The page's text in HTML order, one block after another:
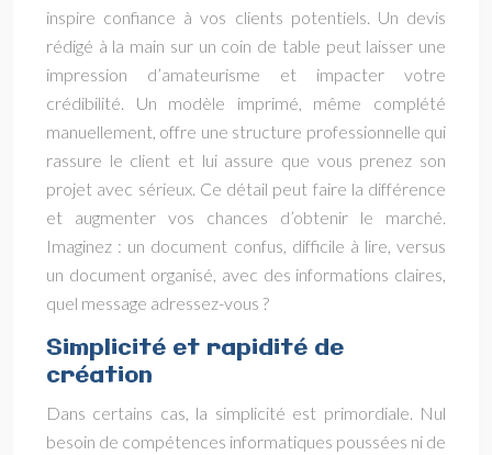
inspire confiance à vos clients potentiels. Un devis
rédigé à la main sur un coin de table peut laisser une
impression d’amateurisme et impacter votre
crédibilité. Un modèle imprimé, même complété
manuellement, offre une structure professionnelle qui
rassure le client et lui assure que vous prenez son
projet avec sérieux. Ce détail peut faire la différence
et augmenter vos chances d’obtenir le marché.
Imaginez : un document confus, difficile à lire, versus
un document organisé, avec des informations claires,
quel message adressez-vous ?
Simplicité et rapidité de
création
Dans certains cas, la simplicité est primordiale. Nul
besoin de compétences informatiques poussées ni de